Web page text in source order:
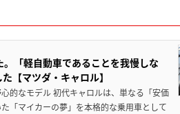
「軽自動車であることを我慢しな
【マツダ・キャロル】
的なモデル 初代キャロルは、単なる「安価
「マイカーの夢」を本格的な乗用車として